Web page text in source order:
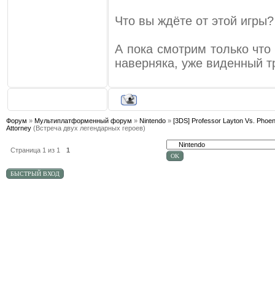
Что вы ждёте от этой
А пока смотрим только
наверняка, уже виденный
Форум » Мультиплатформенный форум » Nintendo » [3DS] Professor Layton Vs.
Attorney (Встреча двух легендарных героев)
Страница 1 из 1 1